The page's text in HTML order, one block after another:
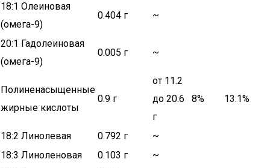
18:1 Олеиновая
(омега-9)
0.404 г ~
20:1 Гадолеиновая
(омега-9)
0.005 г ~
Полиненасыщенные
жирные кислоты
0.9 г
от 11.2
до 20.6
г
8% 13.1%
18:2 Линолевая 0.792 г
~
18:3 Линоленовая
0.103 г
~